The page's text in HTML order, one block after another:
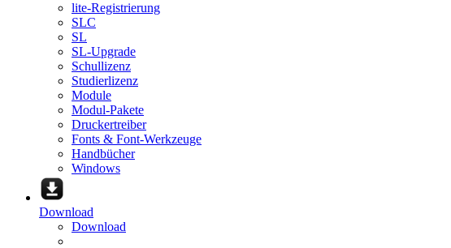
lite-Registrierung
SLC
SL
SL-Upgrade
Schullizenz
Studierlizenz
Module
Modul-Pakete
Druckertreiber
Fonts & Font-Werkzeuge
Handbücher
Windows
Download
Download